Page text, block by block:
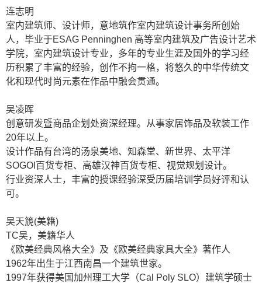
连志明
室内建筑师、设计师，意地筑作室内建筑设计事务所创始
人，毕业于ESAG Penninghen 高等室内建筑及广告设计艺术
学院，室内建筑设计专业，多年的专业生涯及国外的学习经
历积累了丰富的经验，创作不拘一格，将悠久的中华传统文
化和现代时尚元素在作品中融会贯通。
吴凌晖
创意研发暨商品企划处资深经理。从事家居饰品及软装工作
20年以上。
设计作品有台湾的汤泉美地、知森堂、新世界、太平洋
SOGOI 百货专柜、高雄汉神百货专柜、视觉规划设计。
行业资深人士，丰富的授课经验深受历届培训学员好评和认
可。
吴天篪(美籍)
TC吴，美籍华人
《欧美经典风格大全》及《欧美经典家具大全》著作人
1962年出生于江西南昌一个建筑世家。
1997年获得美国加州理工大学（Cal Poly SLO）建筑学硕士